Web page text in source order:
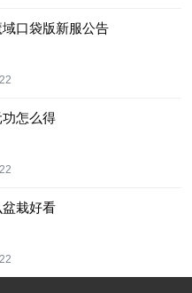
口袋版新服公告
怎么得
栽好看